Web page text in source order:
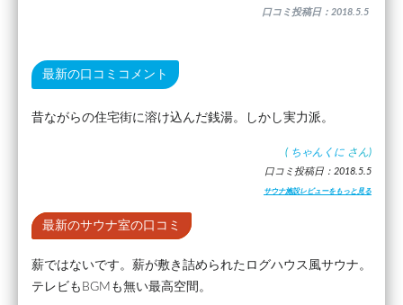
口コミ投稿日：2018.5.5
最新の口コミコメント
昔ながらの住宅街に溶け込んだ銭湯。しかし実力派。
( ちゃんくに さん)
口コミ投稿日：2018.5.5
サウナ施設レビューをもっと見る
最新のサウナ室の口コミ
薪ではないです。薪が敷き詰められたログハウス風サウナ。
テレビもBGMも無い最高空間。